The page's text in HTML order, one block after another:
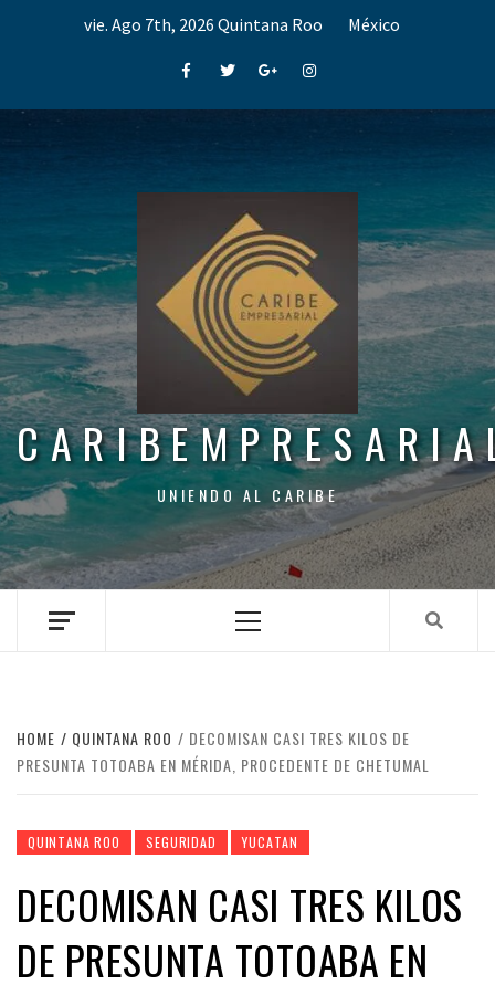
vie. Ago 7th, 2026 Quintana Roo México
FacebookTwitterGoogle+Instagram
UNIENDO AL CARIBE
Menu
HOME QUINTANA ROO
DECOMISAN CASI TRES KILOS DE
PRESUNTA TOTOABA EN MÉRIDA, PROCEDENTE DE CHETUMAL
QUINTANA ROO SEGURIDAD YUCATAN
DECOMISAN CASI TRES KILOS
DE PRESUNTA TOTOABA EN